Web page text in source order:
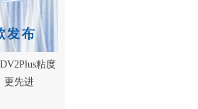
粘度
更先进